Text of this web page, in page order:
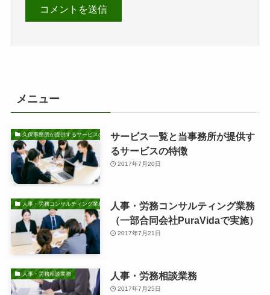
メニュー
久保事務所が提供するサービスの特徴サービス一覧と当事務所が提供す
るサービスの特徴
2017年7月20日
人事・労務コンサルティング業務
人事・労務コンサルティング業務
（一部合同会社PuraVidaで実施）
2017年7月21日
人事・労務相談業務 人事・労務相談業務
2017年7月25日